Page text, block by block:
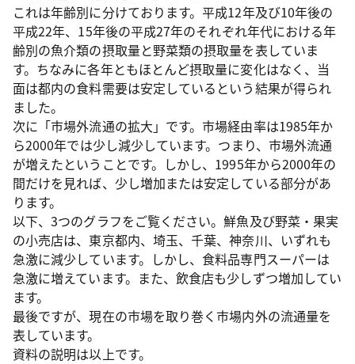
これは年齢別に分けております。平成12年及び10年後の
平成22年、15年後の平成27年のそれぞれ年代における年
齢別の魚介類の摂取量と野菜類の摂取量を表していま
す。ちなみに各年ともほとんど摂取量に変化はなく、当
面は都内の食料需要は安定しているという結果が得られ
ました。
次に「市場外流通の拡大」です。市場経由率は1985年か
ら2000年では少し減少しています。つまり、市場外流通
が増えたということです。しかし、1995年から2000年の
間だけを見れば、少し増加または安定している部分があ
ります。
以下、3つのグラフをご覧ください。鮮魚及び野菜・果実
の小売店は、東京都内、埼玉、千葉、神奈川、いずれも
急激に減少しています。しかし、食料品専門スーパーは
急激に増えています。また、飲食店も少しずつ増加してい
ます。
最後ですが、現在の市場を取り巻く市場内外の流通量を
表しています。
資料の説明は以上です。